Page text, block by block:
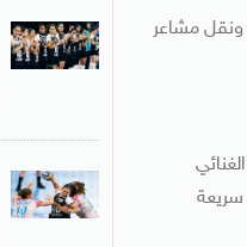
مشاعر
الغنائي
سريعة